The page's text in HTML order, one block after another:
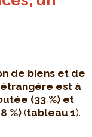
de biens et de
est à
(33 %) et
%) (tableau 1).